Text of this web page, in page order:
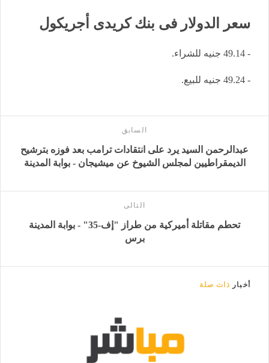
سعر الدولار فى بنك كريدى أجريكول
- 49.14 جنيه للشراء.
- 49.24 جنيه للبيع.
السابق
عبدالرحمن السيد يرد على انتقادات ترامب بعد فوزه بترشيح
الديمقراطيين لمجلس الشيوخ عن ميشيجان - بوابة المدينة
التالى
تحطم مقاتلة أميركية من طراز "إف-35" - بوابة المدينة
برس
أخبار ذات صلة